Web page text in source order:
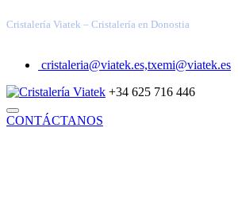
Cristalería Viatek – Cristalería en Donostia
cristaleria@viatek.es,txemi@viatek.es
+34 625 716 446
CONTÁCTANOS